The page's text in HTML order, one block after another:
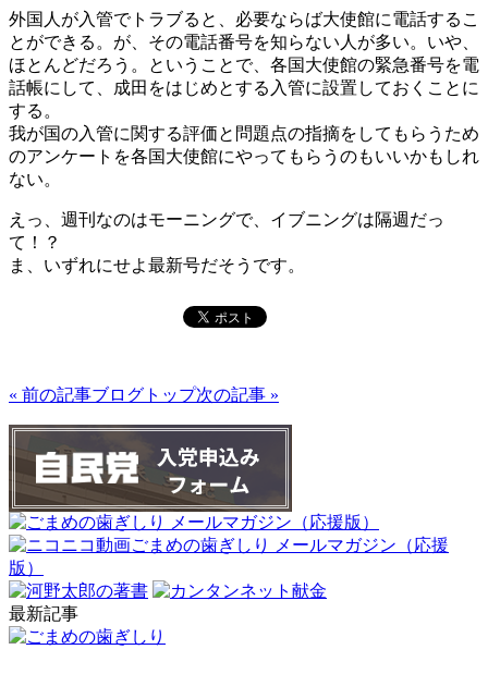
外国人が入管でトラブると、必要ならば大使館に電話するこ
とができる。が、その電話番号を知らない人が多い。いや、
ほとんどだろう。ということで、各国大使館の緊急番号を電
話帳にして、成田をはじめとする入管に設置しておくことに
する。
我が国の入管に関する評価と問題点の指摘をしてもらうため
のアンケートを各国大使館にやってもらうのもいいかもしれ
ない。
えっ、週刊なのはモーニングで、イブニングは隔週だっ
て！？
ま、いずれにせよ最新号だそうです。
« 前の記事ブログトップ次の記事 »
最新記事